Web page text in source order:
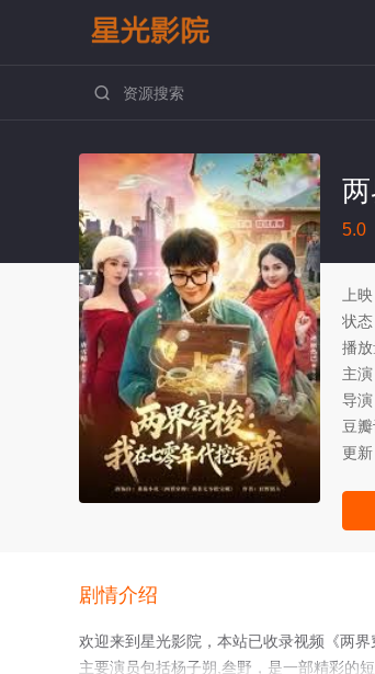

5.0
很差较差还行 推荐力荐
上映
状态
播放
主演
导演
豆瓣
更新
剧情介绍
欢迎来到星光影院，本站已收录视频《两
主要演员包括杨子朔,叁野，是一部精彩的